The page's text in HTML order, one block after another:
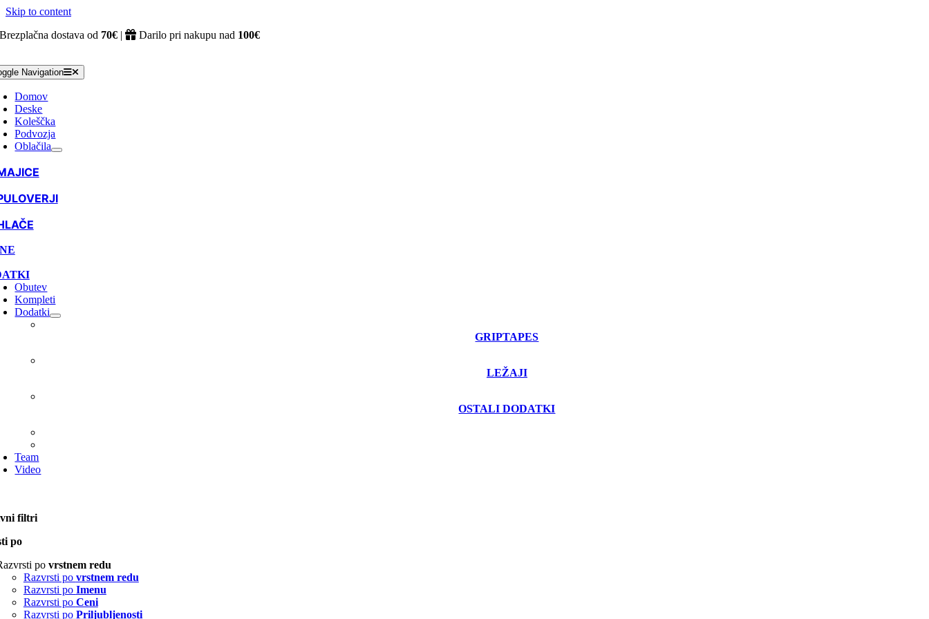
Skip to content
dostava od 70€ | Darilo pri nakupu nad 100€
Navigation
Domov
Deske
Koleščka
Podvozja
Oblačila
Obutev
Kompleti
Dodatki
GRIPTAPES
LEŽAJI
OSTALI DODATKI
Team
Video
filtri
po
po vrstnem redu
Razvrsti po vrstnem redu
Razvrsti po Imenu
Razvrsti po Ceni
Razvrsti po Priljubljenosti